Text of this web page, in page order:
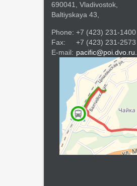
690041, Vladivostok,
Baltiyskaya 43,
Phone: +7 (423) 231-1400
Fax:
+7 (423) 231-2573
E-mail: pacific@poi.dvo.ru.